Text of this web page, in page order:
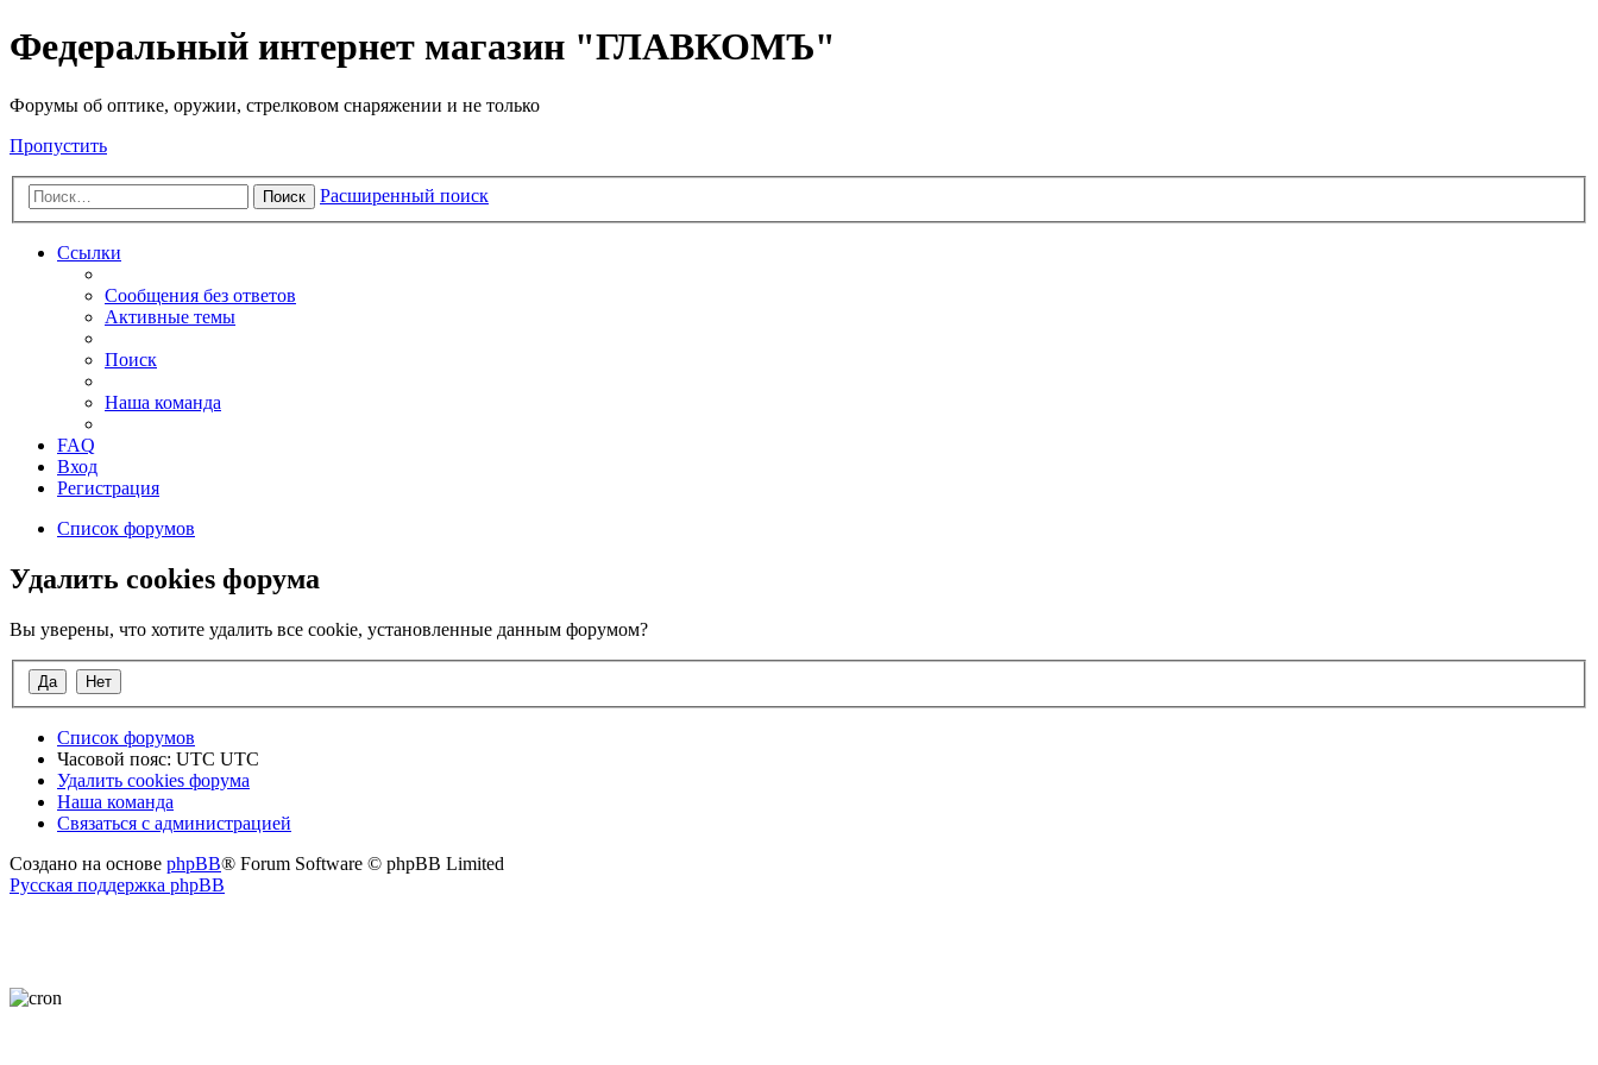
Федеральный интернет магазин "ГЛАВКОМЪ"
Форумы об оптике, оружии, стрелковом снаряжении и не только
Пропустить
Поиск Расширенный поиск
Ссылки
Сообщения без ответов
Активные темы
Поиск
Наша команда
FAQ
Вход
Регистрация
Список форумов
Удалить cookies форума
Вы уверены, что хотите удалить все cookie, установленные данным форумом?
Список форумов
Часовой пояс: UTC UTC
Удалить cookies форума
Наша команда
Связаться с администрацией
Создано на основе phpBB® Forum Software © phpBB Limited
Русская поддержка phpBB